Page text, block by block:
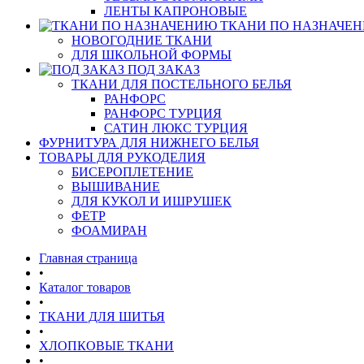
ЛЕНТЫ КАПРОНОВЫЕ
ТКАНИ ПО
НОВОГОДНИЕ ТКАНИ
ДЛЯ ШКОЛЬНОЙ ФОРМЫ
ПОД ЗАКАЗ
ТКАНИ ДЛЯ ПОСТЕЛЬНОГО БЕЛЬЯ
РАНФОРС
РАНФОРС ТУРЦИЯ
САТИН ЛЮКС ТУРЦИЯ
ФУРНИТУРА ДЛЯ НИЖНЕГО БЕЛЬЯ
ТОВАРЫ ДЛЯ РУКОДЕЛИЯ
БИСЕРОПЛЕТЕНИЕ
ВЫШИВАНИЕ
ДЛЯ КУКОЛ И ИШРУШЕК
ФЕТР
ФОАМИРАН
Главная страница
•
Каталог товаров
•
ТКАНИ ДЛЯ ШИТЬЯ
•
ХЛОПКОВЫЕ ТКАНИ
•